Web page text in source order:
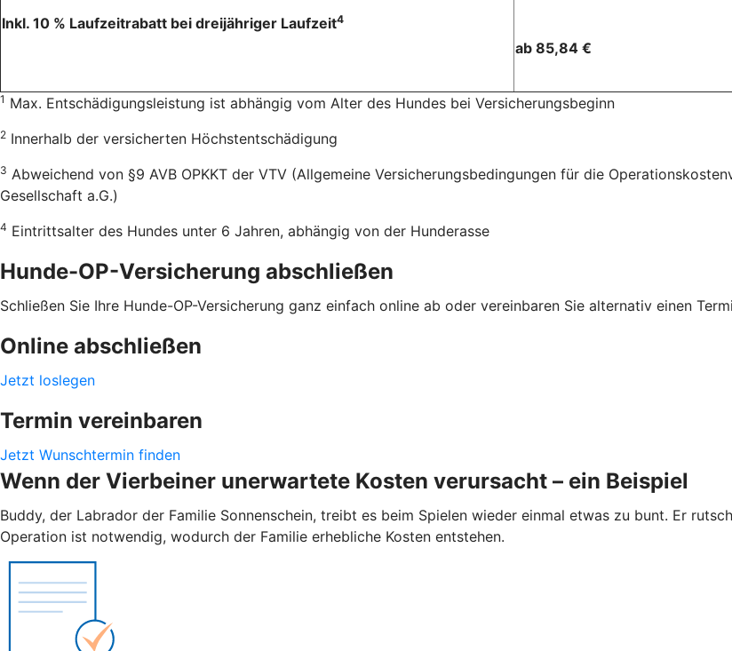
Inkl. 10 % Laufzeitrabatt bei dreijähriger Laufzeit4
ab 85,84 €
1 Max. Entschädigungsleistung ist abhängig vom Alter des Hundes bei Versicherungsbeginn
2 Innerhalb der versicherten Höchstentschädigung
3 Abweichend von §9 AVB OPKKT der VTV (Allgemeine Versicherungsbedingungen für die
Gesellschaft a.G.)
4 Eintrittsalter des Hundes unter 6 Jahren, abhängig von der Hunderasse
Hunde-OP-Versicherung abschließen
Schließen Sie Ihre Hunde-OP-Versicherung ganz einfach online ab oder vereinbaren Sie alternativ einen
Online abschließen
Jetzt loslegen
Termin vereinbaren
Jetzt Wunschtermin finden
Wenn der Vierbeiner unerwartete Kosten verursacht – ein Beispiel
Buddy, der Labrador der Familie Sonnenschein, treibt es beim Spielen wieder einmal etwas zu bunt. Er
Operation ist notwendig, wodurch der Familie erhebliche Kosten entstehen.